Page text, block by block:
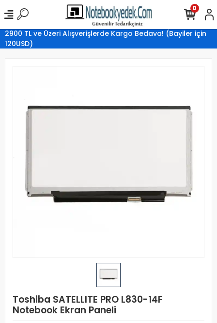
2900 TL ve Üzeri Alışverişlerde Kargo Bedava! (Bayiler için
120USD)
0
Toshiba SATELLITE PRO L830-14F
Notebook Ekran Paneli